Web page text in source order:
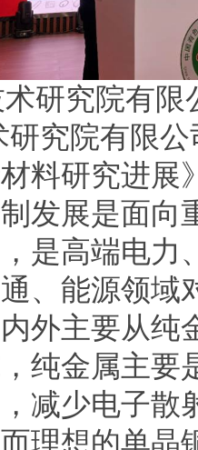
研究院有
究院有限
材料研究进
发展是面向
是高端电力
、能源领域
外主要从纯
纯金属主要
减少电子散
理想的单晶